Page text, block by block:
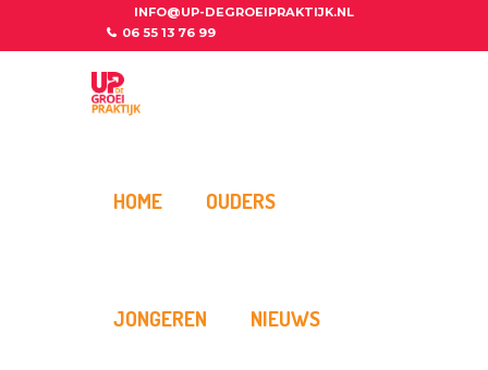
INFO@UP-DEGROEIPRAKTIJK.NL
06 55 13 76 99
HOME OUDERS
JONGEREN NIEUWS